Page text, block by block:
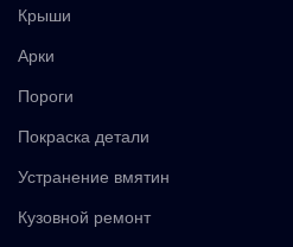
Крыши
Арки
Пороги
Покраска детали
Устранение вмятин
Кузовной ремонт